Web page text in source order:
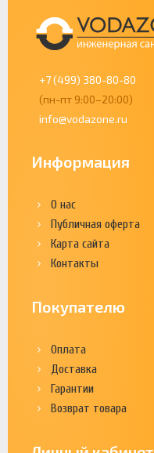
+7 (499) 380-80-80
(пн-пт 9:00–20:00)
info@vodazone.ru
Информация
О нас
Публичная оферта
Карта сайта
Контакты
Покупателю
Оплата
Доставка
Гарантии
Возврат товара